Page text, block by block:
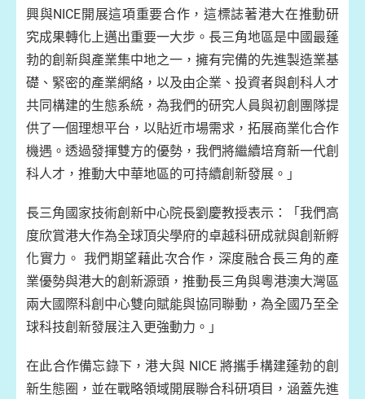
興與NICE開展這項重要合作，這標誌著港大在推動研
究成果轉化上邁出重要一大步。長三角地區是中國最蓬
勃的創新與產業集中地之一，擁有完備的先進製造業基
礎、緊密的產業網絡，以及由企業、投資者與創科人才
共同構建的生態系統，為我們的研究人員與初創團隊提
供了一個理想平台，以貼近市場需求，拓展商業化合作
機遇。透過發揮雙方的優勢，我們將繼續培育新一代創
科人才，推動大中華地區的可持續創新發展。」
長三角國家技術創新中心院長劉慶教授表示：「我們高
度欣賞港大作為全球頂尖學府的卓越科研成就與創新孵
化實力。 我們期望藉此次合作，深度融合長三角的產
業優勢與港大的創新源頭，推動長三角與粵港澳大灣區
兩大國際科創中心雙向賦能與協同聯動，為全國乃至全
球科技創新發展注入更強動力。」
在此合作備忘錄下，港大與 NICE 將攜手構建蓬勃的創
新生態圈，並在戰略領域開展聯合科研項目，涵蓋先進